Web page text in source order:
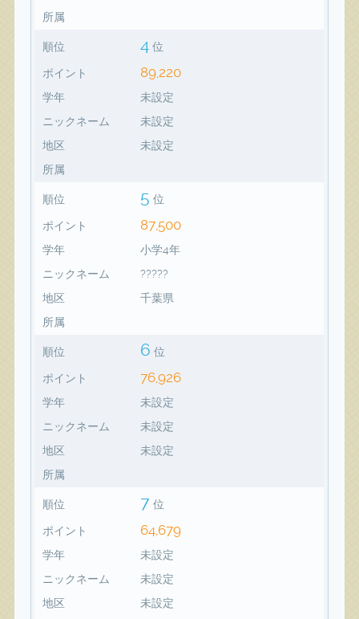
所属
順位 4 位
ポイント 89,220
学年
未設定
ニックネーム
未設定
地区
未設定
所属
順位 5 位
ポイント 87,500
学年
小学4年
ニックネーム
?????
地区
千葉県
所属
順位 6 位
ポイント 76,926
学年
未設定
ニックネーム
未設定
地区
未設定
所属
順位 7 位
ポイント 64,679
学年
未設定
ニックネーム
未設定
地区
未設定